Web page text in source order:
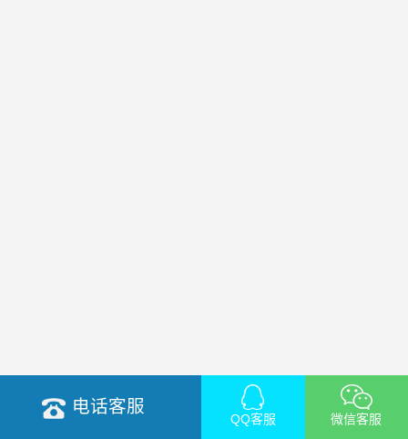
电话客服
QQ客服 微信客服